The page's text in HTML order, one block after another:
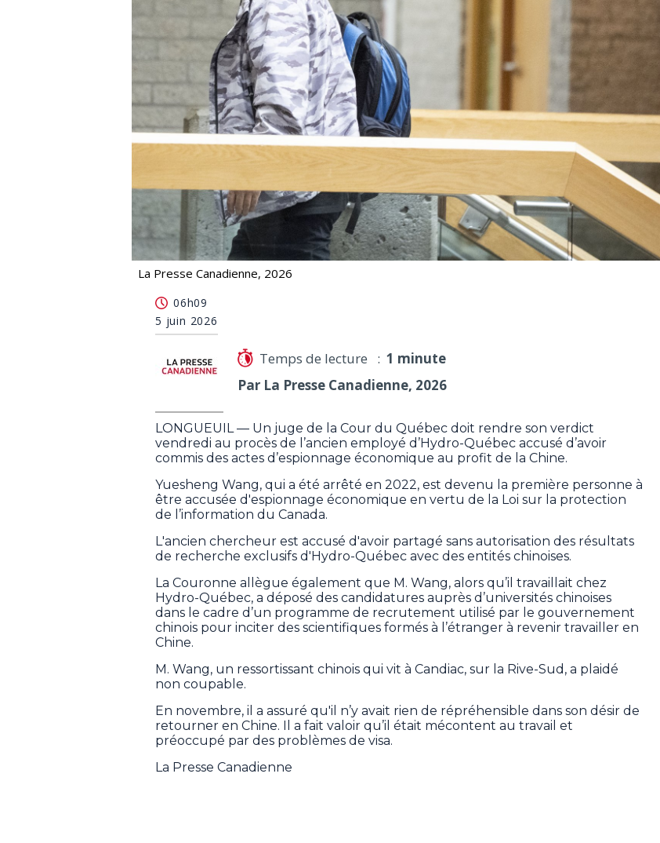
La Presse Canadienne, 2026
06h09
5 juin 2026
Temps de lecture : 1 minute
Par La Presse Canadienne, 2026
LONGUEUIL — Un juge de la Cour du Québec doit rendre son verdict
vendredi au procès de l’ancien employé d’Hydro-Québec accusé d’avoir
commis des actes d’espionnage économique au profit de la Chine.
Yuesheng Wang, qui a été arrêté en 2022, est devenu la première personne à
être accusée d'espionnage économique en vertu de la Loi sur la protection
de l’information du Canada.
L'ancien chercheur est accusé d'avoir partagé sans autorisation des résultats
de recherche exclusifs d'Hydro-Québec avec des entités chinoises.
La Couronne allègue également que M. Wang, alors qu’il travaillait chez
Hydro-Québec, a déposé des candidatures auprès d’universités chinoises
dans le cadre d’un programme de recrutement utilisé par le gouvernement
chinois pour inciter des scientifiques formés à l’étranger à revenir travailler en
Chine.
M. Wang, un ressortissant chinois qui vit à Candiac, sur la Rive-Sud, a plaidé
non coupable.
En novembre, il a assuré qu'il n’y avait rien de répréhensible dans son désir de
retourner en Chine. Il a fait valoir qu’il était mécontent au travail et
préoccupé par des problèmes de visa.
La Presse Canadienne